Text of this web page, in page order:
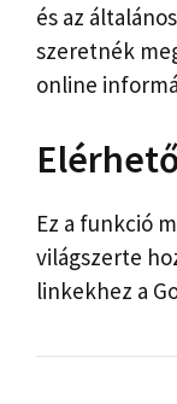
és az
szeretnék
online
Ez a funkció
világszerte
linkekhez a